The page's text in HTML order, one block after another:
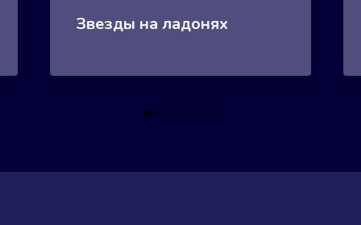
Звезды на ладонях